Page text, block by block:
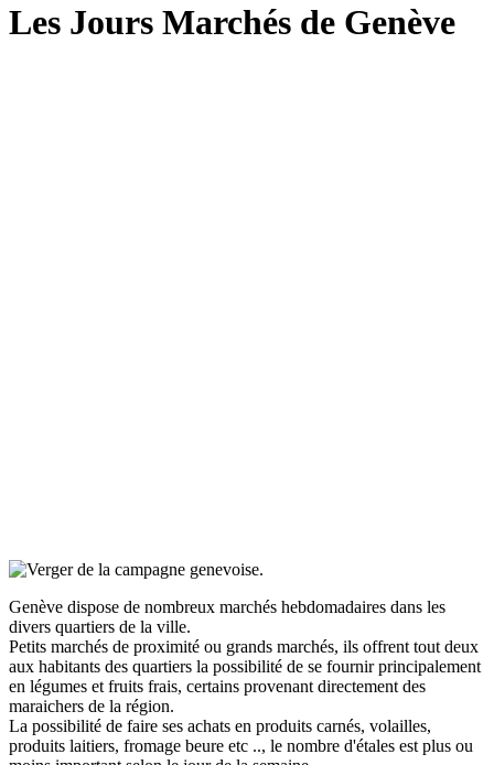
Les Jours Marchés de Genève
Genève dispose de nombreux marchés hebdomadaires dans les
divers quartiers de la ville.
Petits marchés de proximité ou grands marchés, ils offrent tout deux
aux habitants des quartiers la possibilité de se fournir principalement
en légumes et fruits frais, certains provenant directement des
maraichers de la région.
La possibilité de faire ses achats en produits carnés, volailles,
produits laitiers, fromage beure etc .., le nombre d'étales est plus ou